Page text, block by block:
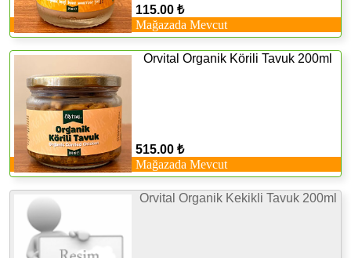
115.00 ₺
Mağazada Mevcut
Orvital Organik Körili Tavuk 200ml
515.00 ₺
Mağazada Mevcut
Orvital Organik Kekikli Tavuk 200ml